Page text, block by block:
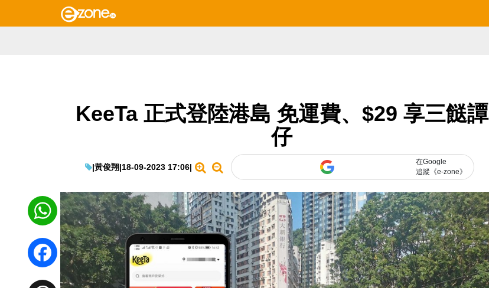
KeeTa 正式登陸港島 免運費、$29 享三餸譚
仔
|黃俊翔|18-09-2023 17:06|
在Google
追蹤《e-zone》
WhatsApp
Facebook